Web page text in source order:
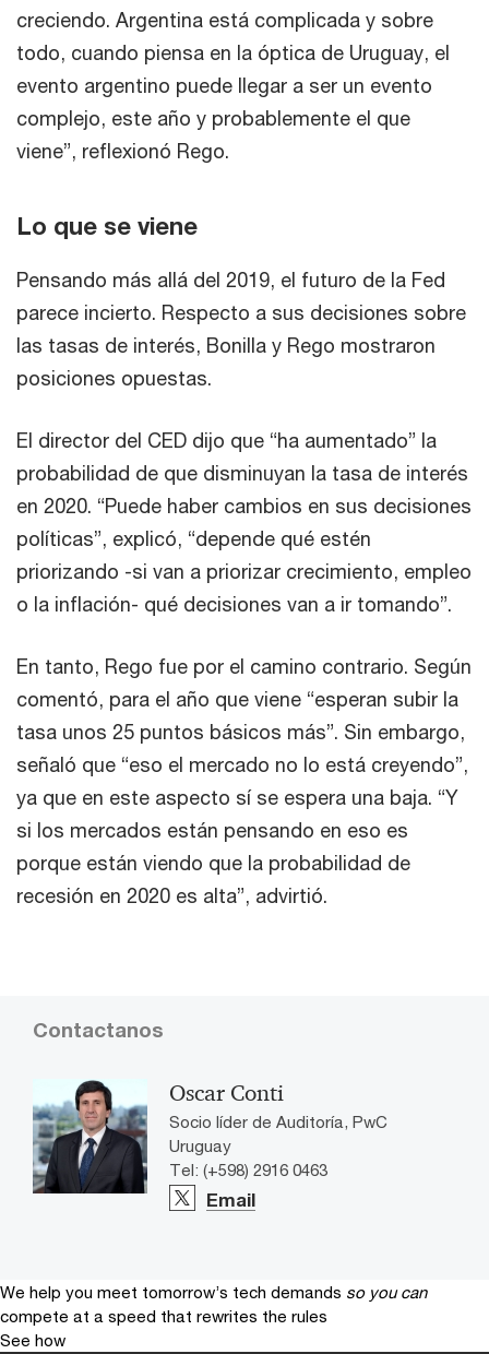
creciendo. Argentina está complicada y sobre
todo, cuando piensa en la óptica de Uruguay, el
evento argentino puede llegar a ser un evento
complejo, este año y probablemente el que
viene”, reflexionó Rego.
Lo que se viene
Pensando más allá del 2019, el futuro de la Fed
parece incierto. Respecto a sus decisiones sobre
las tasas de interés, Bonilla y Rego mostraron
posiciones opuestas.
El director del CED dijo que “ha aumentado” la
probabilidad de que disminuyan la tasa de interés
en 2020. “Puede haber cambios en sus decisiones
políticas”, explicó, “depende qué estén
priorizando -si van a priorizar crecimiento, empleo
o la inflación- qué decisiones van a ir tomando”.
En tanto, Rego fue por el camino contrario. Según
comentó, para el año que viene “esperan subir la
tasa unos 25 puntos básicos más”. Sin embargo,
señaló que “eso el mercado no lo está creyendo”,
ya que en este aspecto sí se espera una baja. “Y
si los mercados están pensando en eso es
porque están viendo que la probabilidad de
recesión en 2020 es alta”, advirtió.
Contactanos
Oscar Conti
Socio líder de Auditoría, PwC
Uruguay
Tel: (+598) 2916 0463
Email
We help you meet tomorrow’s tech demands so you can
compete at a speed that rewrites the rules
See how